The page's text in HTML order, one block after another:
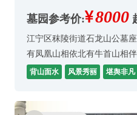
墓园参考价: 8000
江宁区秣陵街道石龙山公墓
有凤凰山相依北有牛首山相
人，园区干净整洁深受老百性
背山面水 风景秀丽 堪舆非凡